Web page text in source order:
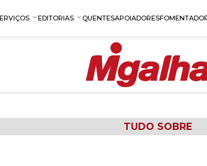
EDITORIAS QUENTESAPOIADORES
TUDO SOBRE